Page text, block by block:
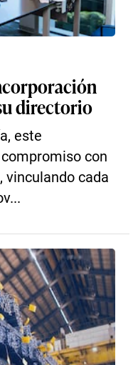
directorio
este
con
vinculando cada